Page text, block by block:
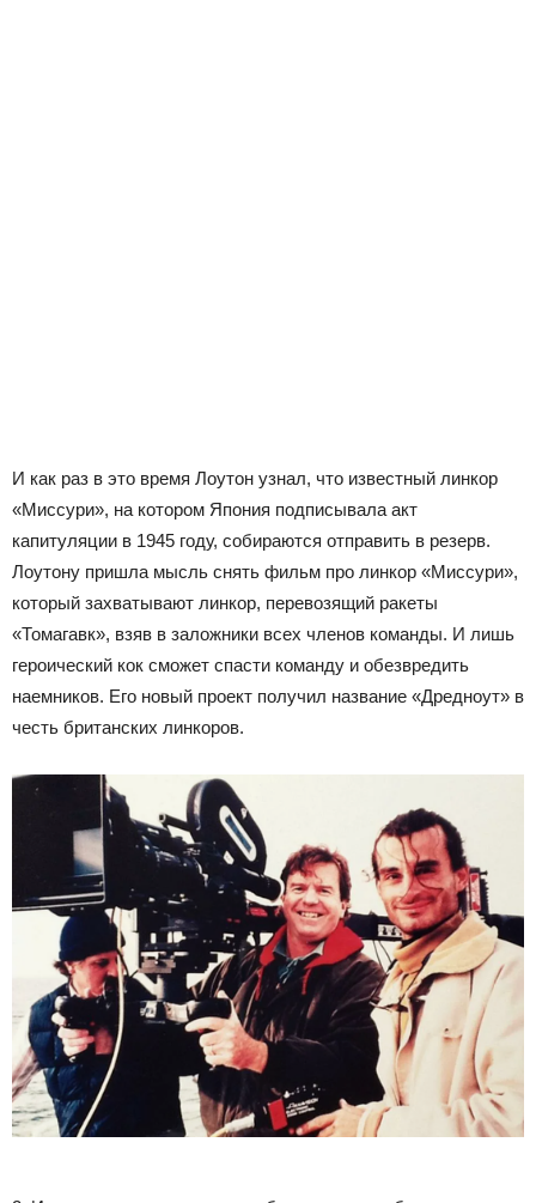
И как раз в это время Лоутон узнал, что известный линкор
«Миссури», на котором Япония подписывала акт
капитуляции в 1945 году, собираются отправить в резерв.
Лоутону пришла мысль снять фильм про линкор «Миссури»,
который захватывают линкор, перевозящий ракеты
«Томагавк», взяв в заложники всех членов команды. И лишь
героический кок сможет спасти команду и обезвредить
наемников. Его новый проект получил название «Дредноут» в
честь британских линкоров.